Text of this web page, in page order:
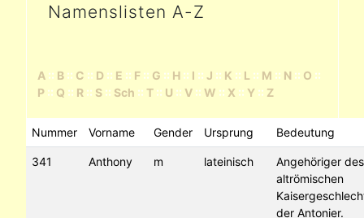
Namenslisten A-Z
A:: B:: C :: D :: E :: F:: G :: H:: I :: J :: K :: L :: M :: N :: O ::
P:: Q :: R:: S:: Sch :: T:: U :: V:: W :: X :: Y:: Z
Nummer Vorname Gender Ursprung Bedeutung
341 Anthony m lateinisch
Angehöriger des
altrömischen
der Antonier.